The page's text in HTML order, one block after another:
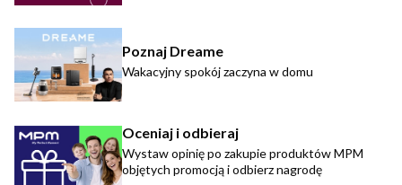
Poznaj Dreame
Wakacyjny spokój zaczyna w domu
Oceniaj i odbieraj
Wystaw opinię po zakupie produktów MPM
objętych promocją i odbierz nagrodę